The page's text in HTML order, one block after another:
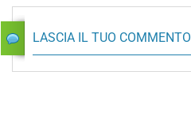
LASCIA IL TUO COMMENTO